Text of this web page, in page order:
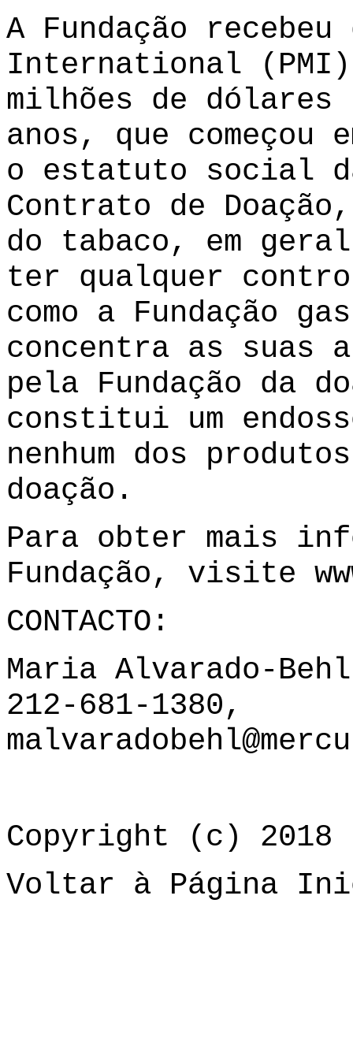
A Fundação
International
milhões de
anos, que começou
o estatuto social
Contrato de Doação
do tabaco, em
ter qualquer
como a Fundação
concentra as suas
pela Fundação da
constitui um
nenhum dos
doação.
Para obter mais
Fundação, visite
CONTACTO:
Maria Alvarado-
212-681-1380,
Copyright (c) 2018
Voltar à Página